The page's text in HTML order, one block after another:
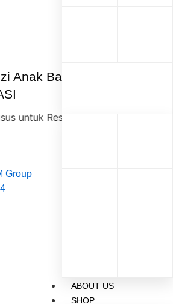
ABOUT US
SHOP
Anak Balita dengan
Reseller KSM Group,
Group